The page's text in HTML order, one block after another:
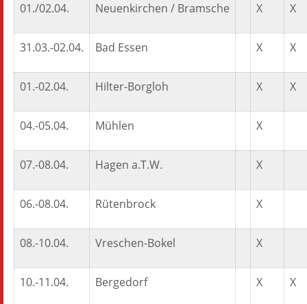
01./02.04. Neuenkirchen / Bramsche X X
31.03.-02.04. Bad Essen X X
01.-02.04. Hilter-Borgloh X X
04.-05.04. Mühlen X
07.-08.04. Hagen a.T.W. X
06.-08.04. Rütenbrock X
08.-10.04. Vreschen-Bokel X
10.-11.04. Bergedorf X X